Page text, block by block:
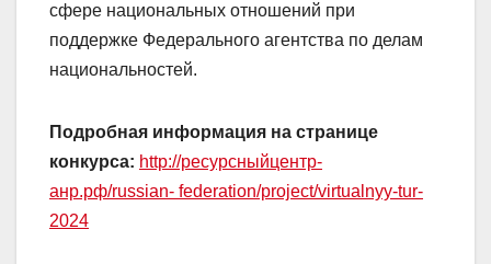
сфере национальных отношений при
поддержке Федерального агентства по делам
национальностей.
Подробная информация на странице
конкурса: http://ресурсныйцентр-
анр.рф/russian- federation/project/virtualnyy-tur-
2024